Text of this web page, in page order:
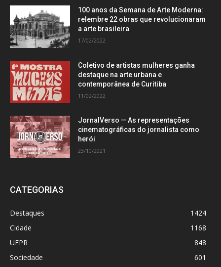
100 anos da Semana de Arte Moderna:
relembre 22 obras que revolucionaram
a arte brasileira
17/02/2022
Coletivo de artistas mulheres ganha
destaque na arte urbana e
contemporânea de Curitiba
11/02/2022
JornalVerso — As representações
cinematográficas do jornalista como
herói
23/10/2021
CATEGORIAS
Destaques
1424
Cidade
1168
UFPR
848
Sociedade
601